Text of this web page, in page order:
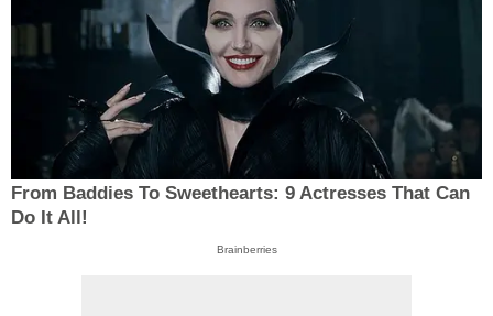
From Baddies To Sweethearts: 9 Actresses That Can
Do It All!
Brainberries